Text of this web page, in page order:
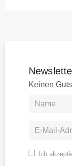
Keinen
Ich